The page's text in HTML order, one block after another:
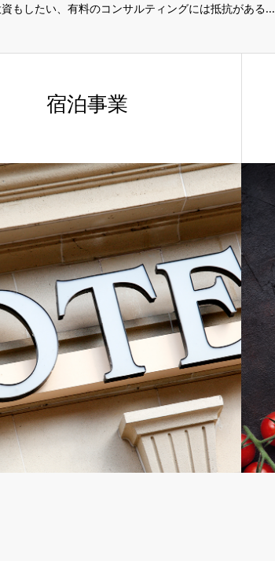
もしたい、有料のコンサルティングには抵抗がある...
宿泊事業